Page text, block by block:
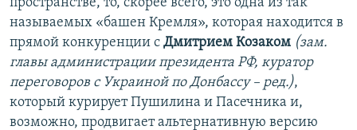
называемых «башен Кремля», которая находится в
прямой конкуренции с Дмитрием Козаком (зам.
главы администрации президента РФ, куратор
переговоров с Украиной по Донбассу – ред.),
который курирует Пушилина и Пасечника и,
возможно, продвигает альтернативную версию